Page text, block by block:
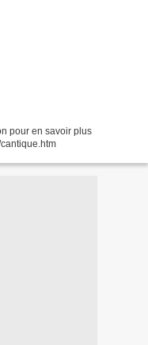
pour en savoir plus